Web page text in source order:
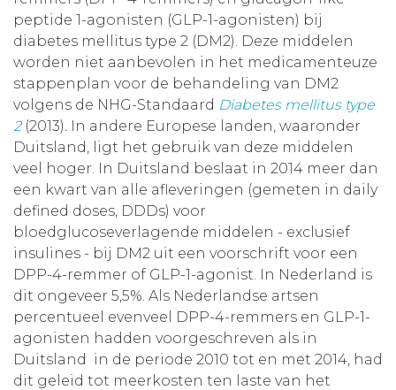
peptide 1-agonisten (GLP-1-agonisten) bij
diabetes mellitus type 2 (DM2). Deze middelen
worden niet aanbevolen in het medicamenteuze
stappenplan voor de behandeling van DM2
volgens de NHG-Standaard Diabetes mellitus type
2(2013). In andere Europese landen, waaronder
Duitsland, ligt het gebruik van deze middelen
veel hoger. In Duitsland beslaat in 2014 meer dan
een kwart van alle afleveringen (gemeten in daily
defined doses, DDDs) voor
bloedglucoseverlagende middelen - exclusief
insulines - bij DM2 uit een voorschrift voor een
DPP-4-remmer of GLP-1-agonist. In Nederland is
dit ongeveer 5,5%. Als Nederlandse artsen
percentueel evenveel DPP-4-remmers en GLP-1-
agonisten hadden voorgeschreven als in
Duitsland in de periode 2010 tot en met 2014, had
dit geleid tot meerkosten ten laste van het